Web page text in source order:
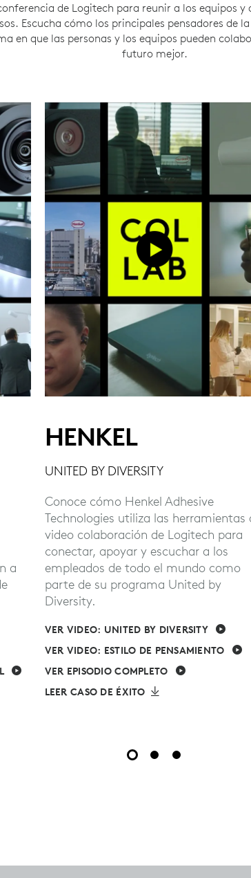
de Logitech para reunir a los equipos y
Escucha cómo los principales pensadores de
en que las personas y los equipos pueden
futuro mejor.
a
HENKEL
UNITED BY DIVERSITY
Conoce cómo Henkel Adhesive
Technologies utiliza las herramientas
video colaboración de Logitech para
conectar, apoyar y escuchar a los
empleados de todo el mundo como
parte de su programa United by
Diversity.
VER VIDEO: UNITED BY DIVERSITY
VER VIDEO: ESTILO DE PENSAMIENTO
VER EPISODIO COMPLETO
LEER CASO DE ÉXITO